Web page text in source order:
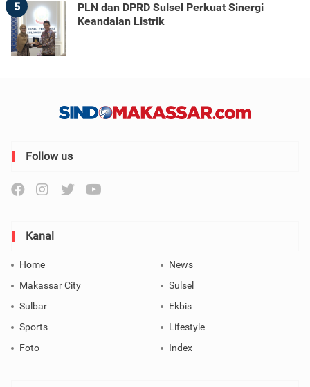
5
PLN dan DPRD Sulsel Perkuat Sinergi
Keandalan Listrik
Follow us
Kanal
Home
News
Makassar City
Sulsel
Sulbar
Ekbis
Sports
Lifestyle
Foto
Index